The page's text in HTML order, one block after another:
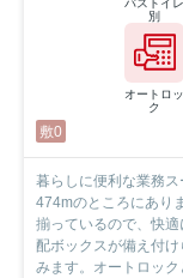
バストイレ
別
オートロッ
ク
敷0
暮らしに便利な業務
474mのところにあり
揃っているので、快
配ボックスが備え付
みます。オートロッ